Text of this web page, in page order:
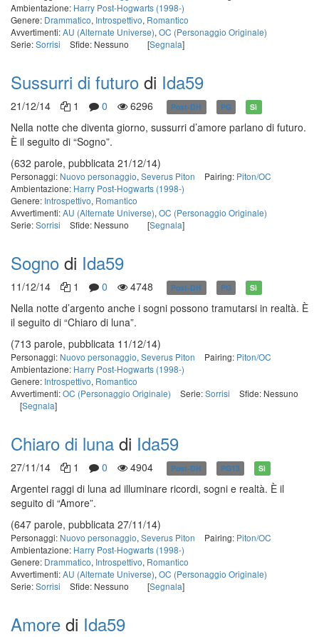
Ambientazione: Harry Post-Hogwarts (1998-)
Genere: Drammatico, Introspettivo, Romantico
Avvertimenti:AU (Alternate Universe), OC (Personaggio Originale)
Serie:Sorrisi Sfide: Nessuno [Segnala]
Sussurri di futuro di Ida59
21/12/14 1 0 6296 Post-DH PG Sì
Nella notte che diventa giorno, sussurri d’amore parlano di futuro.
È il seguito di “Sogno”.
(632 parole, pubblicata 21/12/14)
Personaggi: Nuovo personaggio, Severus Piton Pairing: Piton/OC
Ambientazione: Harry Post-Hogwarts (1998-)
Genere: Introspettivo, Romantico
Avvertimenti:AU (Alternate Universe), OC (Personaggio Originale)
Serie:Sorrisi Sfide: Nessuno [Segnala]
Sogno di Ida59
11/12/14 1 0 4748 Post-DH PG Sì
Nella notte d’argento anche i sogni possono tramutarsi in realtà. È
il seguito di “Chiaro di luna”.
(713 parole, pubblicata 11/12/14)
Personaggi: Nuovo personaggio, Severus Piton Pairing: Piton/OC
Ambientazione: Harry Post-Hogwarts (1998-)
Genere: Introspettivo, Romantico
Avvertimenti:OC (Personaggio Originale) Serie:Sorrisi
Sfide: Nessuno
[Segnala]
Chiaro di luna di Ida59
27/11/14 1 0 4904 Post-DH PG13 Sì
Argentei raggi di luna ad illuminare ricordi, sogni e realtà. È il
seguito di “Amore”.
(647 parole, pubblicata 27/11/14)
Personaggi: Nuovo personaggio, Severus Piton Pairing: Piton/OC
Ambientazione: Harry Post-Hogwarts (1998-)
Genere: Drammatico, Introspettivo, Romantico
Avvertimenti:AU (Alternate Universe), OC (Personaggio Originale)
Serie:Sorrisi Sfide: Nessuno [Segnala]
Amore di Ida59